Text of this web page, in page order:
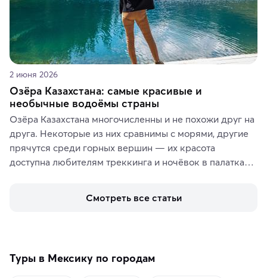
2 июня 2026
Озёра Казахстана: самые красивые и
необычные водоёмы страны
Озёра Казахстана многочисленны и не похожи друг на
друга. Некоторые из них сравнимы с морями, другие
прячутся среди горных вершин — их красота
доступна любителям треккинга и ночёвок в палатках.
Смотреть все статьи
Туры в Мексику по городам